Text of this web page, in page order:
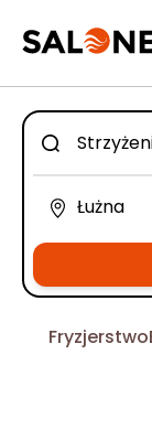
Fryzjerstwo